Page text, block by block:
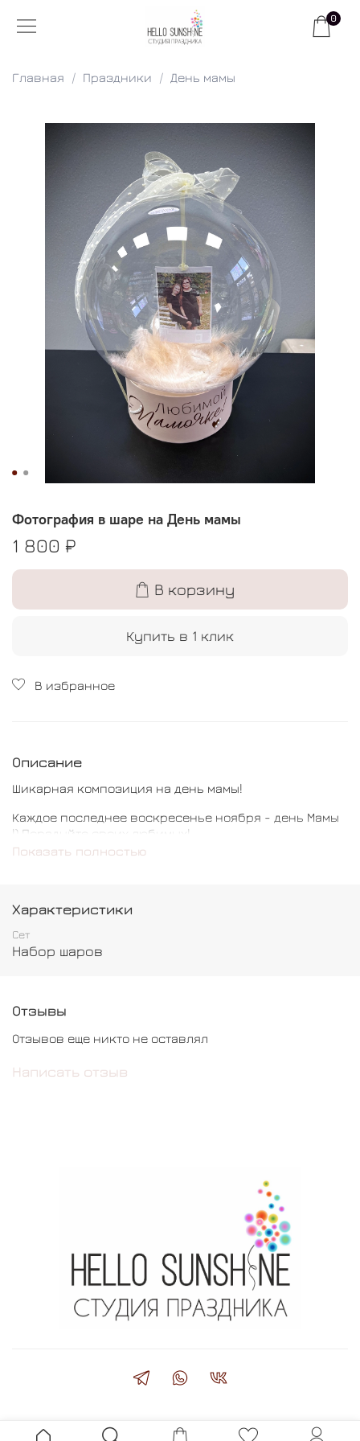
0
Главная Праздники День мамы
Фотография в шаре на День мамы
1 800 ₽
В корзину
Купить в 1 клик
В избранное
Описание
Шикарная композиция на день мамы!
Каждое последнее воскресенье ноября - день Мамы
!) Порадуйте своих любимых!
которые мы поместим в шар!)
Показать полностью
Характеристики
Сет
Набор шаров
Отзывы
Отзывов еще никто не оставлял
Написать отзыв